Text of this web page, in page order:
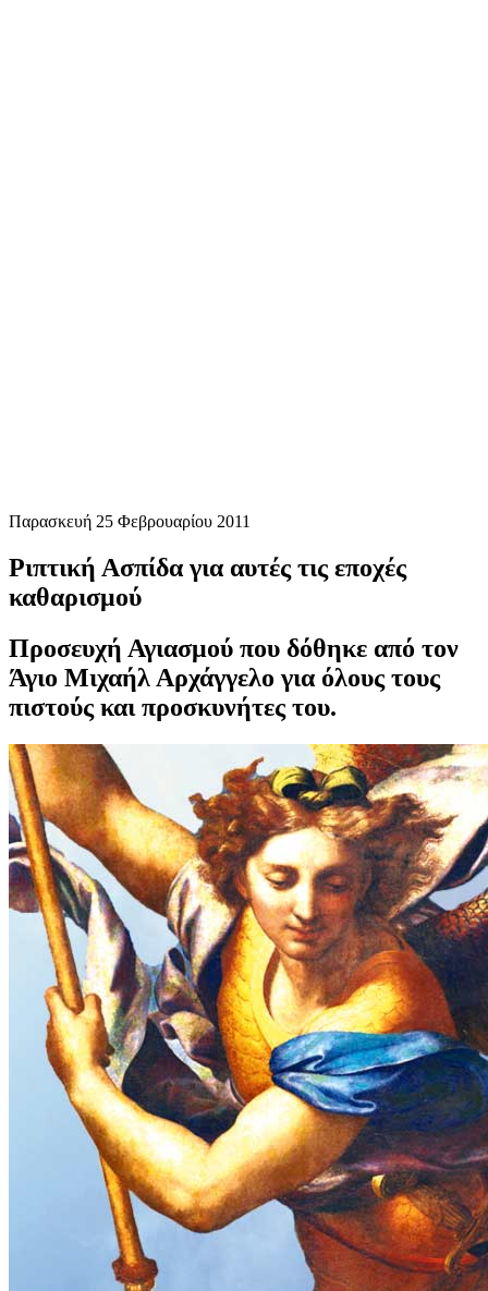
Παρασκευή 25 Φεβρουαρίου 2011
Ριπτική Ασπίδα για αυτές τις εποχές
καθαρισμού
Προσευχή Αγιασμού που δόθηκε από τον
Άγιο Μιχαήλ Αρχάγγελο για όλους τους
πιστούς και προσκυνήτες του.